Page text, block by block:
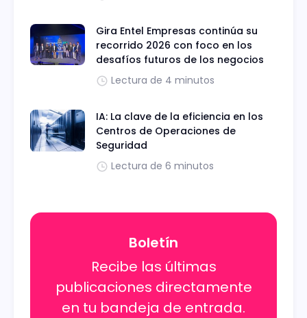
Gira Entel Empresas continúa su
recorrido 2026 con foco en los
desafíos futuros de los negocios
Lectura de 4 minutos
IA: La clave de la eficiencia en los
Centros de Operaciones de
Seguridad
Lectura de 6 minutos
Boletín
Recibe las últimas
publicaciones directamente
en tu bandeja de entrada.